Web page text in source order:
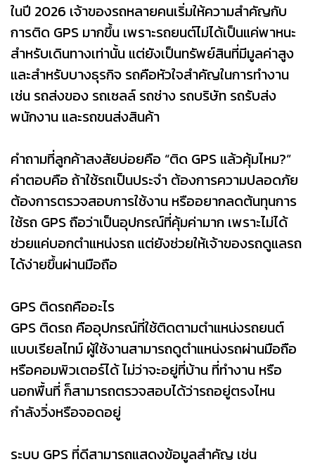
ในปี 2026 เจ้าของรถหลายคนเริ่มให้ความสำคัญกับ
การติด GPS มากขึ้น เพราะรถยนต์ไม่ได้เป็นแค่พาหนะ
สำหรับเดินทางเท่านั้น แต่ยังเป็นทรัพย์สินที่มีมูลค่าสูง
และสำหรับบางธุรกิจ รถคือหัวใจสำคัญในการทำงาน
เช่น รถส่งของ รถเซลล์ รถช่าง รถบริษัท รถรับส่ง
พนักงาน และรถขนส่งสินค้า
คำถามที่ลูกค้าสงสัยบ่อยคือ “ติด GPS แล้วคุ้มไหม?”
คำตอบคือ ถ้าใช้รถเป็นประจำ ต้องการความปลอดภัย
ต้องการตรวจสอบการใช้งาน หรืออยากลดต้นทุนการ
ใช้รถ GPS ถือว่าเป็นอุปกรณ์ที่คุ้มค่ามาก เพราะไม่ได้
ช่วยแค่บอกตำแหน่งรถ แต่ยังช่วยให้เจ้าของรถดูแลรถ
ได้ง่ายขึ้นผ่านมือถือ
GPS ติดรถคืออะไร
GPS ติดรถ คืออุปกรณ์ที่ใช้ติดตามตำแหน่งรถยนต์
แบบเรียลไทม์ ผู้ใช้งานสามารถดูตำแหน่งรถผ่านมือถือ
หรือคอมพิวเตอร์ได้ ไม่ว่าจะอยู่ที่บ้าน ที่ทำงาน หรือ
นอกพื้นที่ ก็สามารถตรวจสอบได้ว่ารถอยู่ตรงไหน
กำลังวิ่งหรือจอดอยู่
ระบบ GPS ที่ดีสามารถแสดงข้อมูลสำคัญ เช่น